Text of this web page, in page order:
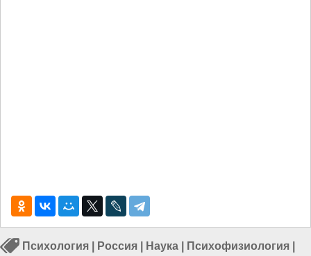
Психология Россия Наука Психофизиология